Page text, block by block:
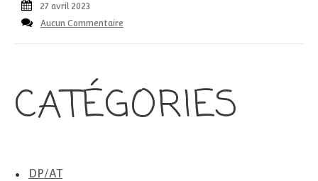
27 avril 2023
Aucun Commentaire
CATÉGORIES
DP/AT